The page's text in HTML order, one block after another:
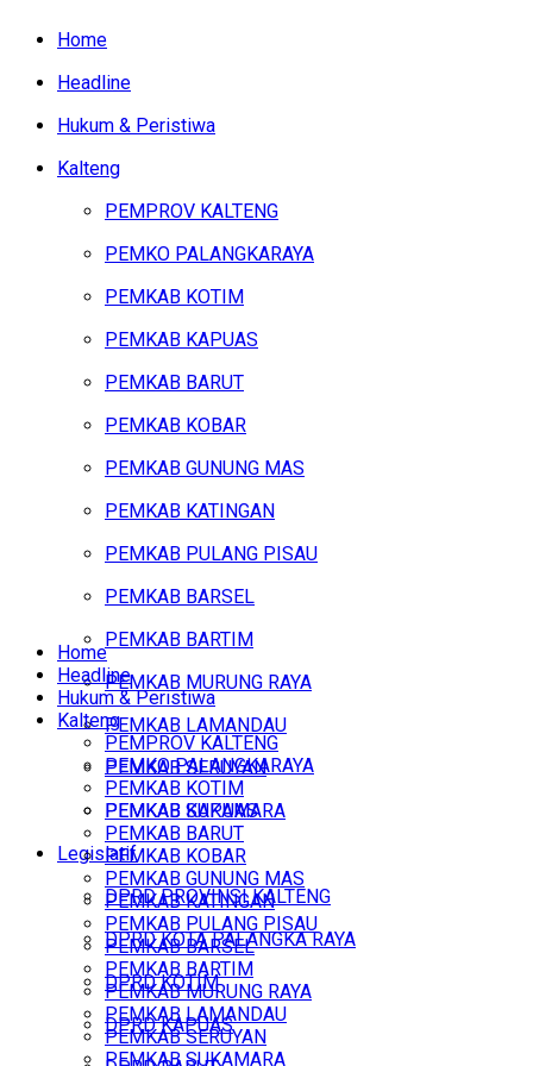
Home
Headline
Hukum & Peristiwa
Kalteng
PEMPROV KALTENG
PEMKO PALANGKARAYA
PEMKAB KOTIM
PEMKAB KAPUAS
PEMKAB BARUT
PEMKAB KOBAR
PEMKAB GUNUNG MAS
PEMKAB KATINGAN
PEMKAB PULANG PISAU
PEMKAB BARSEL
PEMKAB BARTIM
PEMKAB MURUNG RAYA
PEMKAB LAMANDAU
PEMKAB SERUYAN
PEMKAB SUKAMARA
Legislatif
DPRD PROVINSI KALTENG
DPRD KOTA PALANGKA RAYA
DPRD KOTIM
DPRD KAPUAS
Home
Headline
Hukum & Peristiwa
Kalteng
PEMPROV KALTENG
PEMKO PALANGKARAYA
PEMKAB KOTIM
PEMKAB KAPUAS
PEMKAB BARUT
PEMKAB KOBAR
PEMKAB GUNUNG MAS
PEMKAB KATINGAN
PEMKAB PULANG PISAU
PEMKAB BARSEL
PEMKAB BARTIM
PEMKAB MURUNG RAYA
PEMKAB LAMANDAU
PEMKAB SERUYAN
PEMKAB SUKAMARA